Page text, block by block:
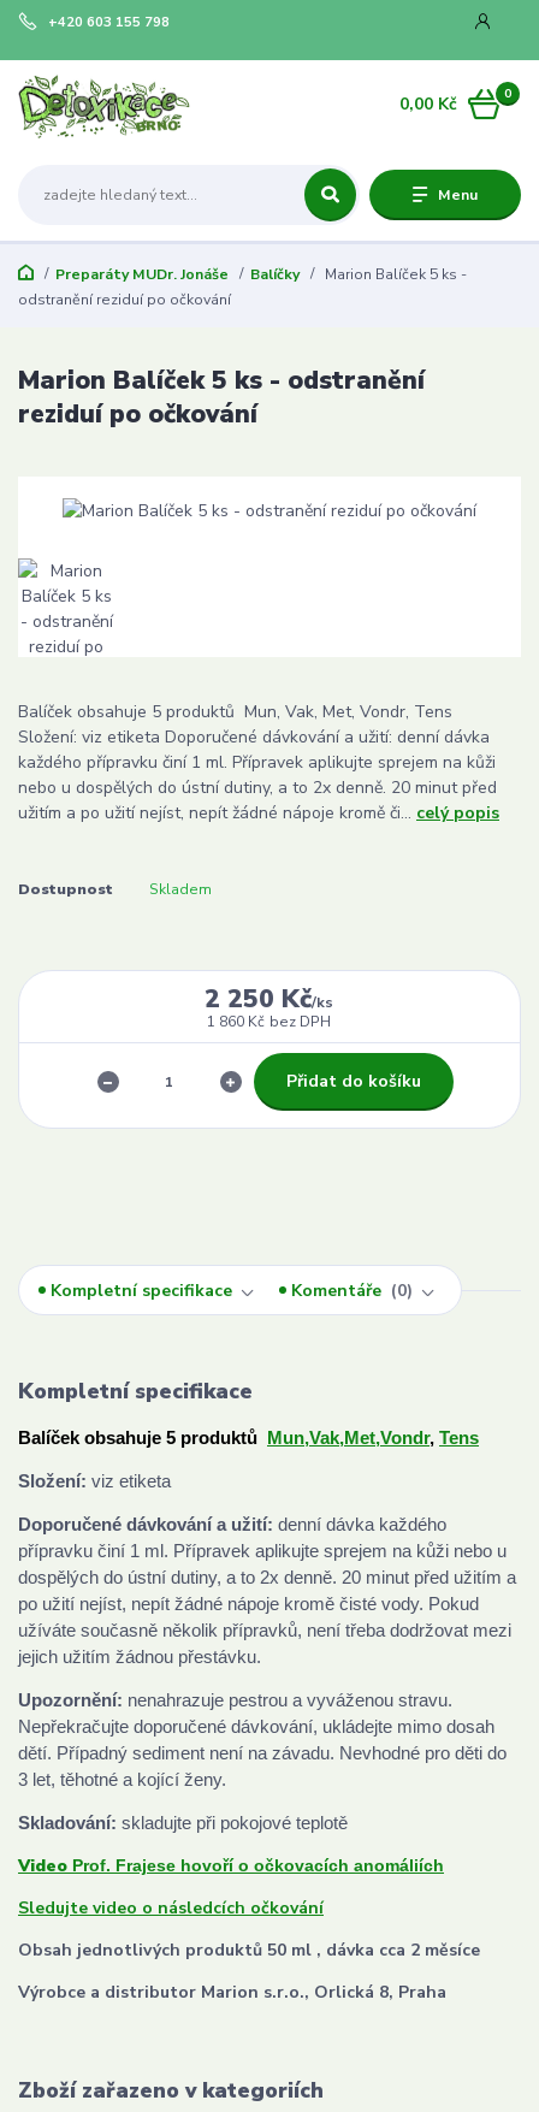
Menu
+420 603 155 798
0
0,00 Kč
Preparáty MUDr. Jonáše Balíčky
Marion Balíček 5 ks -
odstranění reziduí po očkování
Marion Balíček 5 ks - odstranění
reziduí po očkování
Balíček obsahuje 5 produktů Mun, Vak, Met, Vondr, Tens
Složení: viz etiketa Doporučené dávkování a užití: denní dávka
každého přípravku činí 1 ml. Přípravek aplikujte sprejem na kůži
nebo u dospělých do ústní dutiny, a to 2x denně. 20 minut před
užitím a po užití nejíst, nepít žádné nápoje kromě či... celý popis
Dostupnost Skladem
2 250 Kč/ks
1 860 Kč bez DPH
Přidat do košíku
Kompletní specifikace Komentáře 0
Kompletní specifikace
Balíček obsahuje 5 produktů Mun,Vak,Met,Vondr, Tens
Složení: viz etiketa
Doporučené dávkování a užití: denní dávka každého
přípravku činí 1 ml. Přípravek aplikujte sprejem na kůži nebo u
dospělých do ústní dutiny, a to 2x denně. 20 minut před užitím a
po užití nejíst, nepít žádné nápoje kromě čisté vody. Pokud
užíváte současně několik přípravků, není třeba dodržovat mezi
jejich užitím žádnou přestávku.
Upozornění: nenahrazuje pestrou a vyváženou stravu.
Nepřekračujte doporučené dávkování, ukládejte mimo dosah
dětí. Případný sediment není na závadu. Nevhodné pro děti do
3 let, těhotné a kojící ženy.
Skladování: skladujte při pokojové teplotě
Video Prof. Frajese hovoří o očkovacích anomáliích
Sledujte video o následcích očkování
Obsah jednotlivých produktů 50 ml , dávka cca 2 měsíce
Výrobce a distributor Marion s.r.o., Orlická 8, Praha
Zboží zařazeno v kategoriích